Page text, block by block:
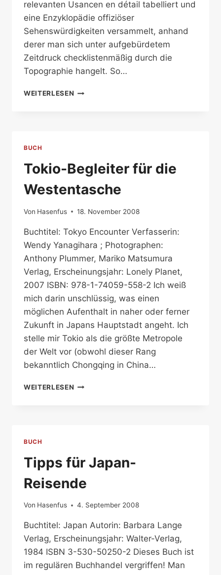
relevanten Usancen en détail tabelliert und
eine Enzyklopädie offiziöser
Sehenswürdigkeiten versammelt, anhand
derer man sich unter aufgebürdetem
Zeitdruck checklistenmäßig durch die
Topographie hangelt. So…
WEITERLESEN TOKIO,
BUCH
Tokio-Begleiter für die
Westentasche
Von Hasenfus 18. November 2008
Buchtitel: Tokyo Encounter Verfasserin:
Wendy Yanagihara ; Photographen:
Anthony Plummer, Mariko Matsumura
Verlag, Erscheinungsjahr: Lonely Planet,
2007 ISBN: 978-1-74059-558-2 Ich weiß
mich darin unschlüssig, was einen
möglichen Aufenthalt in naher oder ferner
Zukunft in Japans Hauptstadt angeht. Ich
stelle mir Tokio als die größte Metropole
der Welt vor (obwohl dieser Rang
bekanntlich Chongqing in China…
WEITERLESEN TOKIO-
BUCH
Tipps für Japan-
Reisende
Von Hasenfus 4. September 2008
Buchtitel: Japan Autorin: Barbara Lange
Verlag, Erscheinungsjahr: Walter-Verlag,
1984 ISBN 3-530-50250-2 Dieses Buch ist
im regulären Buchhandel vergriffen! Man